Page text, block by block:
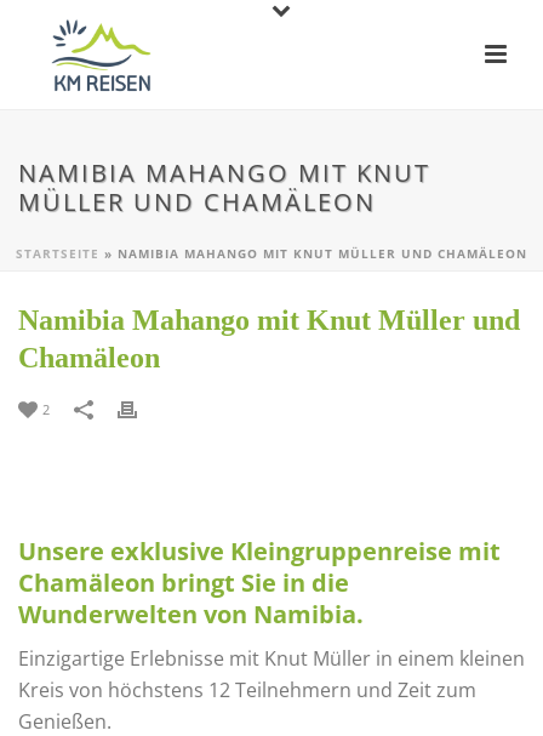
NAMIBIA MAHANGO MIT KNUT
MÜLLER UND CHAMÄLEON
STARTSEITE » NAMIBIA MAHANGO MIT KNUT MÜLLER UND CHAMÄLEON
Namibia Mahango mit Knut Müller und
Chamäleon
2
Unsere exklusive Kleingruppenreise mit
Chamäleon bringt Sie in die
Wunderwelten von Namibia.
Einzigartige Erlebnisse mit Knut Müller in einem kleinen
Kreis von höchstens 12 Teilnehmern und Zeit zum
Genießen.